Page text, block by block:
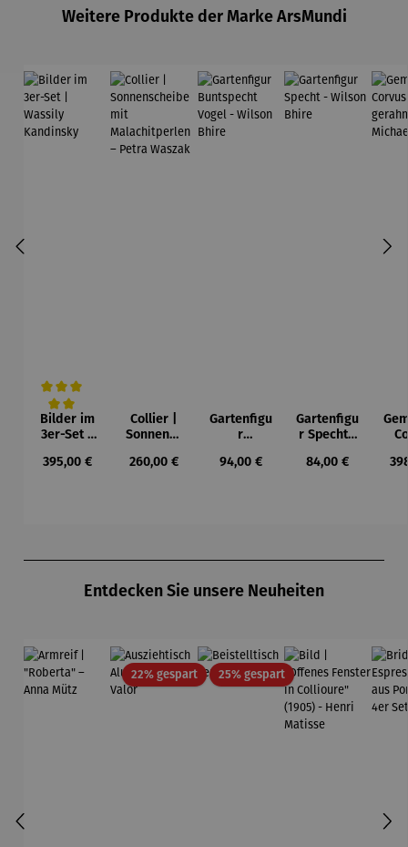
Weitere Produkte der Marke ArsMundi
Durchschnittliche Bewertung von 5 von 5 Sternen
Bilder im
3er-Set |
Kandinsky
Regulärer Preis:
395,00 €
Collier |
Sonnensc
Malachitp
Regulärer Preis:
260,00 €
Gartenfigu
r
t Vogel -
Regulärer Preis:
94,00 €
Gartenfigu
r Specht -
Bhire
Regulärer Preis:
84,00 €
Entdecken Sie unsere Neuheiten
22% gespartRabatt25% gespartRabatt